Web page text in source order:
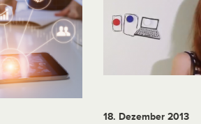
18. Dezember 2013